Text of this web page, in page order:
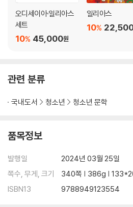
오디세이아·일리아스
세트
45,000원
10%
일리아스
10%
관련 분류
국내도서 청소년 청소년 문학
품목정보
발행일
2024년 03월 25일
쪽수, 무게, 크기
340쪽 | 386g |
ISBN13
9788949123554